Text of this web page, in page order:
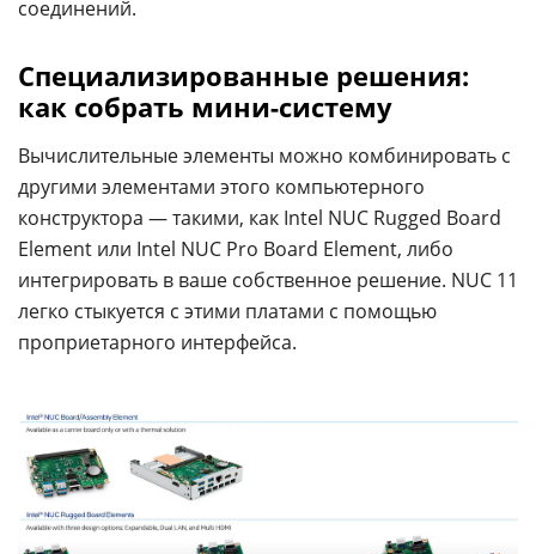
соединений.
Специализированные решения:
как собрать мини-систему
Вычислительные элементы можно комбинировать с
другими элементами этого компьютерного
конструктора — такими, как Intel NUC Rugged Board
Element или Intel NUC Pro Board Element, либо
интегрировать в ваше собственное решение. NUC 11
легко стыкуется с этими платами с помощью
проприетарного интерфейса.